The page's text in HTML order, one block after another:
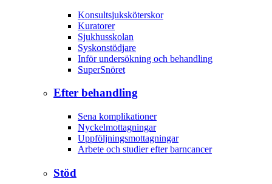
Konsultsjuksköterskor
Kuratorer
Sjukhusskolan
Syskonstödjare
Inför undersökning och behandling
SuperSnöret
Efter behandling
Sena komplikationer
Nyckelmottagningar
Uppföljningsmottagningar
Arbete och studier efter barncancer
Stöd